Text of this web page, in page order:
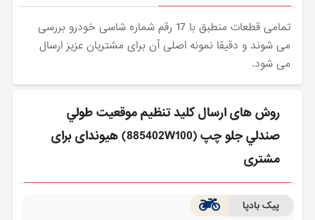
تمامی قطعات منطبق با 17 رقم شماره شاسی خودرو بررسی
می شوند و دقیقا نمونه اصلی آن برای مشتریان عزیز ارسال
می شود.
روش های ارسال كليد تنظيم موقعيت طولي
صندلي جلو چپ (885402W100) هیوندای برای
مشتری
پیک بادپا